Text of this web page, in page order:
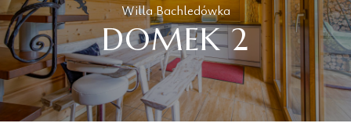
Willa Bachledówka
DOMEK 2